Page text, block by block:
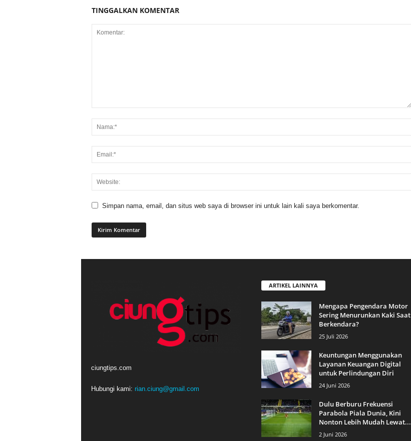
TINGGALKAN KOMENTAR
Simpan nama, email, dan situs web saya di browser ini untuk lain kali saya berkomentar.
ciungtips.com
Hubungi kami: rian.ciung@gmail.com
ARTIKEL LAINNYA
Mengapa Pengendara Motor
Sering Menurunkan Kaki Saat
Berkendara?
25 Juli 2026
Keuntungan Menggunakan
Layanan Keuangan Digital
untuk Perlindungan Diri
24 Juni 2026
Dulu Berburu Frekuensi
Parabola Piala Dunia, Kini
Nonton Lebih Mudah Lewat...
2 Juni 2026